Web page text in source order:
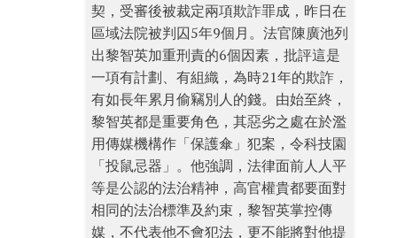
契，受審後被裁定兩項欺詐罪成，昨日在
區域法院被判囚5年9個月。法官陳廣池列
出黎智英加重刑責的6個因素，批評這是
一項有計劃、有組織，為時21年的欺詐，
有如長年累月偷竊別人的錢。由始至終，
黎智英都是重要角色，其惡劣之處在於濫
用傳媒機構作「保護傘」犯案，令科技園
「投鼠忌器」。他強調，法律面前人人平
等是公認的法治精神，高官權貴都要面對
相同的法治標準及約束，黎智英掌控傳
媒，不代表他不會犯法，更不能將對他提